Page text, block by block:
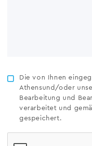
Die von Ihnen
Athensund/oder
Bearbeitung und
verarbeitet und
gespeichert.